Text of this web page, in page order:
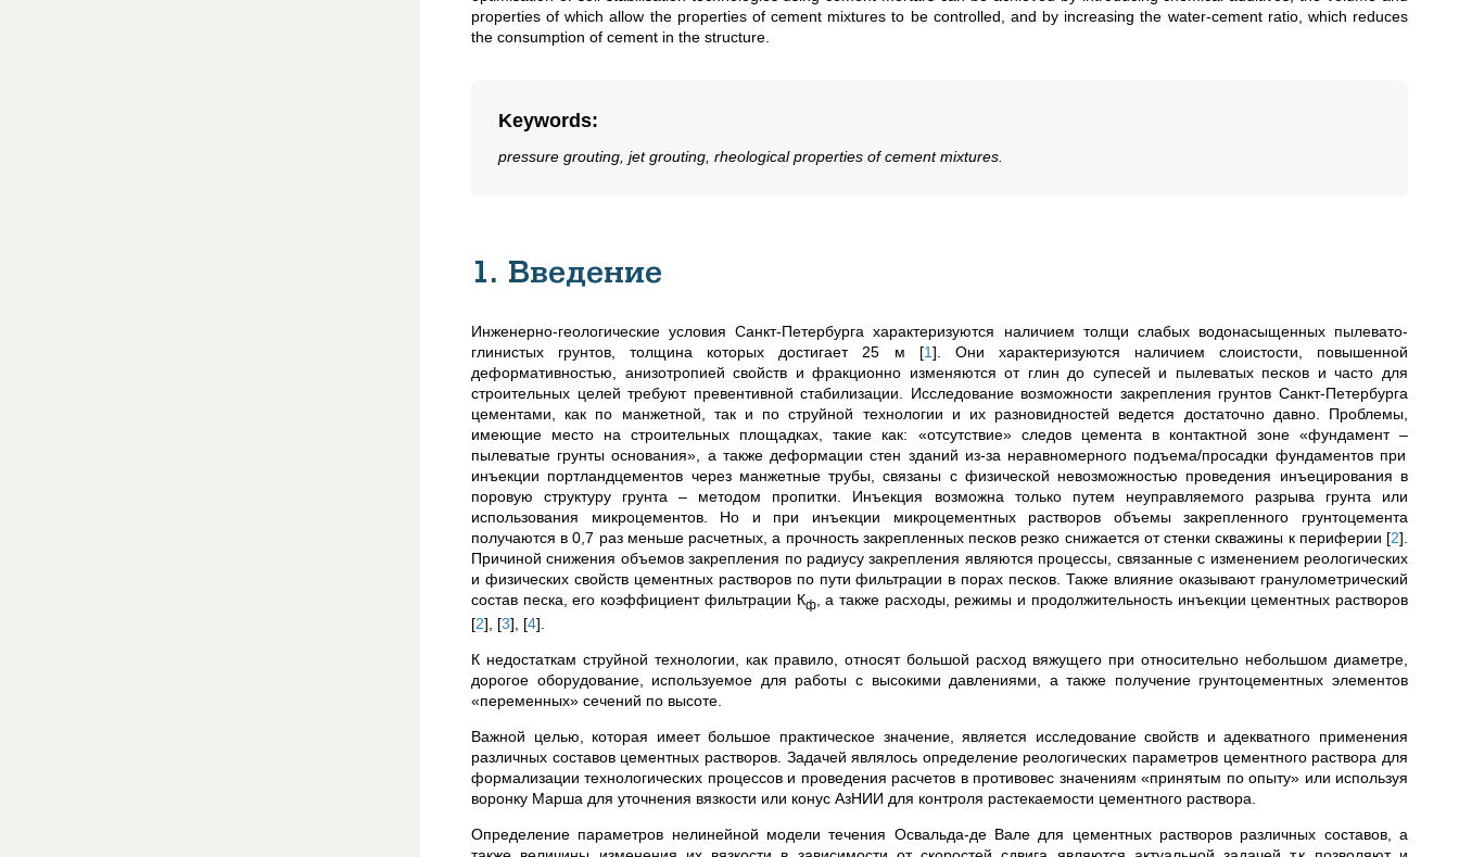
properties of which allow the properties of cement mixtures to be controlled, and by increasing the water-cement ratio, which reduces
the consumption of cement in the structure.
Keywords:
pressure grouting, jet grouting, rheological properties of cement mixtures.
1. Введение
Инженерно-геологические условия Санкт-Петербурга характеризуются наличием толщи слабых водонасыщенных пылевато-
глинистых грунтов, толщина которых достигает 25 м [1] . Они характеризуются наличием слоистости, повышенной
деформативностью, анизотропией свойств и фракционно изменяются от глин до супесей и пылеватых песков и часто для
строительных целей требуют превентивной стабилизации. Исследование возможности закрепления грунтов Санкт-Петербурга
цементами, как по манжетной, так и по струйной технологии и их разновидностей ведется достаточно давно. Проблемы,
имеющие место на строительных площадках, такие как: «отсутствие» следов цемента в контактной зоне «фундамент –
пылеватые грунты основания», а также деформации стен зданий из-за неравномерного подъема/просадки фундаментов при
инъекции портландцементов через манжетные трубы, связаны с физической невозможностью проведения инъецирования в
поровую структуру грунта– методом пропитки. Инъекция возможна только путем неуправляемого разрыва грунта или
использования микроцементов. Но и при инъекции микроцементных растворов объемы закрепленного грунтоцемента
получаются в 0,7 раз меньше расчетных, а прочность закрепленных песков резко снижается от стенки скважины к периферии [2]
Причиной снижения объемов закрепления по радиусу закрепления являются процессы, связанные с изменением реологических
и физических свойств цементных растворов по пути фильтрации в порах песков. Также влияние оказывают гранулометрический
состав песка, его коэффициент фильтрации Кф
, а также расходы, режимы и продолжительность инъекции цементных растворов
[2] [3] [4]
К недостаткам струйной технологии, как правило, относят большой расход вяжущего при относительно небольшом диаметре,
дорогое оборудование, используемое для работы с высокими давлениями, а также получение грунтоцементных элементов
«переменных» сечений по высоте.
Важной целью, которая имеет большое практическое значение, является исследование свойств и адекватного применения
различных составов цементных растворов. Задачей являлось определение реологических параметров цементного раствора для
формализации технологических процессов и проведения расчетов в противовес значениям «принятым по опыту» или используя
воронку Марша для уточнения вязкости или конус АзНИИ для контроля растекаемости цементного раствора.
Определение параметров нелинейной модели течения Освальда-де Вале для цементных растворов различных составов, а